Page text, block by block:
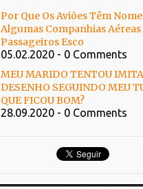
Por Que Os Aviões Têm
Algumas Companhias Aéreas
Passageiros Esco
05.02.2020 - 0 Comments
MEU MARIDO TENTOU
DESENHO SEGUINDO MEU
QUE FICOU BOM?
28.09.2020 - 0 Comments